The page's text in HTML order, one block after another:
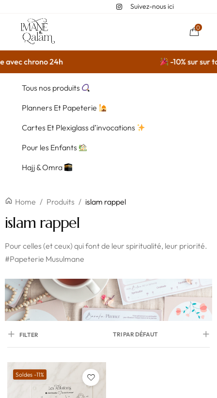
Suivez-nous ici
0
chrono 24h -10% sur sur
Tous nos produits
Planners Et Papeterie
Cartes Et Plexiglass d’invocations
Pour les Enfants
Hajj & Omra
Home / Produits / islam rappel
islam rappel
Pour celles (et ceux) qui font de leur spiritualité, leur priorité.
#Papeterie Musulmane
FILTER TRI PAR DÉFAUT
Soldes -11%